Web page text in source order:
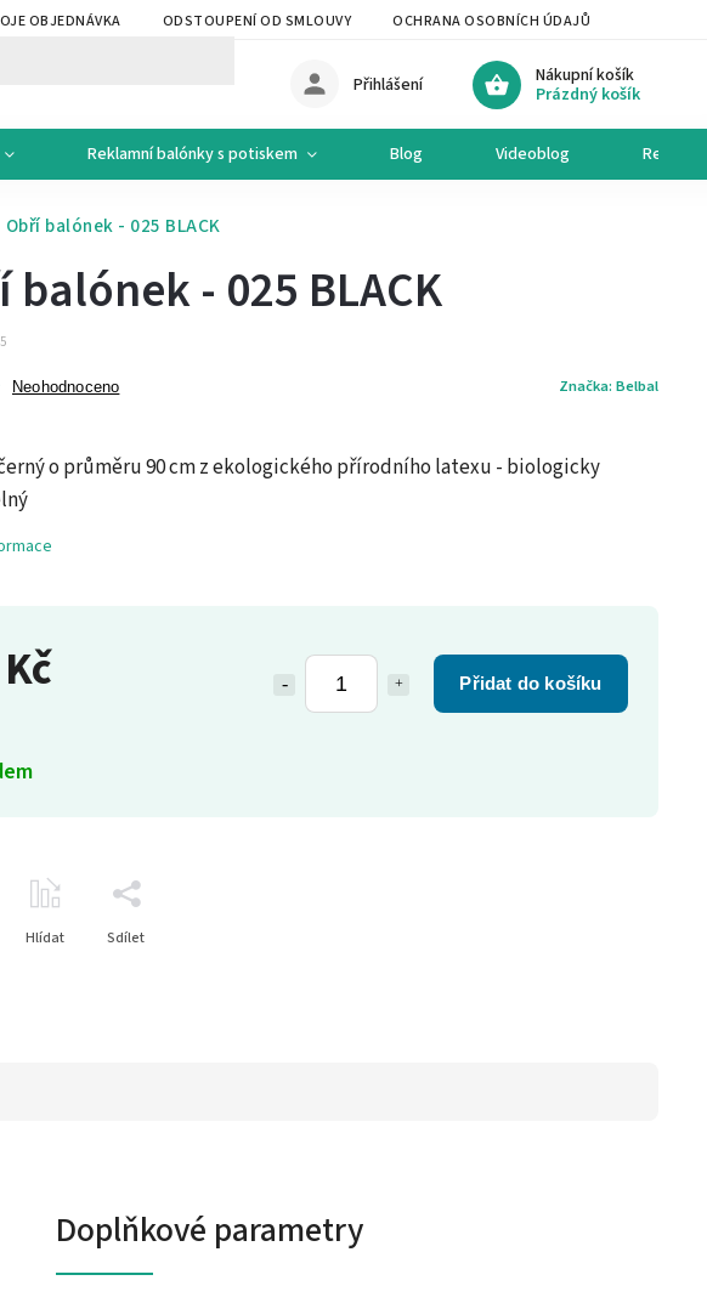
OBJEDNÁVKA ODSTOUPENÍ OD SMLOUVY OCHRANA OSOBNÍCH ÚDAJŮ
Nákupní košík
Prázdný košík
Přihlášení
Reklamní balónky s potiskem Blog Videoblog Recepty
Obří balónek - 025 BLACK
Přidat do košíku
balónek - 025 BLACK
Neohodnoceno Značka: Belbal
o průměru 90 cm z ekologického přírodního latexu - biologicky
Hlídat Sdílet
Doplňkové parametry